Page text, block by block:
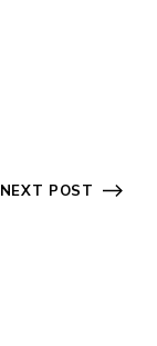
NEXT POST